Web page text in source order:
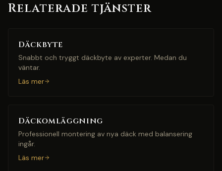
Relaterade tjänster
Däckbyte
Snabbt och tryggt däckbyte av experter. Medan du
väntar.
Läs mer
Däckomläggning
Professionell montering av nya däck med balansering
ingår.
Läs mer